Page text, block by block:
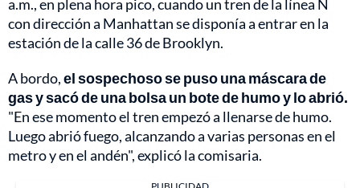
a.m., en plena hora pico, cuando un tren de la línea N
con dirección a Manhattan se disponía a entrar en la
estación de la calle 36 de Brooklyn.
A bordo,el sospechoso se puso una máscara de
gas y sacó de una bolsa un bote de humo y lo abrió.
"En ese momento el tren empezó a llenarse de humo.
Luego abrió fuego, alcanzando a varias personas en el
metro y en el andén", explicó la comisaria.